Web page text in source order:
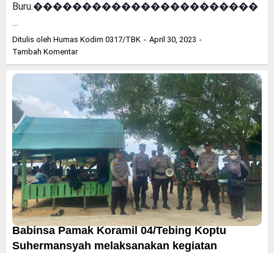
Buru.�����������������������
…
Ditulis oleh Humas Kodim 0317/TBK
April 30, 2023
Tambah Komentar
Babinsa Pamak Koramil 04/Tebing Koptu
Suhermansyah melaksanakan kegiatan